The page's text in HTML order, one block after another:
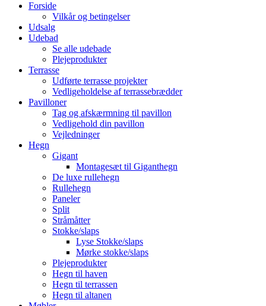
Forside
Vilkår og betingelser
Udsalg
Udebad
Se alle udebade
Plejeprodukter
Terrasse
Udførte terrasse projekter
Vedligeholdelse af terrassebrædder
Pavilloner
Tag og afskærmning til pavillon
Vedligehold din pavillon
Vejledninger
Hegn
Gigant
Montagesæt til Giganthegn
De luxe rullehegn
Rullehegn
Paneler
Split
Stråmåtter
Stokke/slaps
Lyse Stokke/slaps
Mørke stokke/slaps
Plejeprodukter
Hegn til haven
Hegn til terrassen
Hegn til altanen